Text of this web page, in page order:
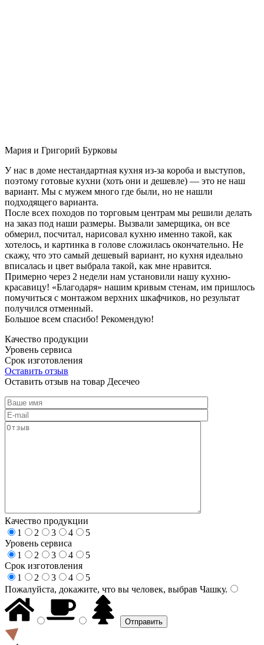
Мария и Григорий Бурковы
У нас в доме нестандартная кухня из-за короба и выступов,
поэтому готовые кухни (хоть они и дешевле) — это не наш
вариант. Мы с мужем много где были, но не нашли
подходящего варианта.
После всех походов по торговым центрам мы решили делать
на заказ под наши размеры. Вызвали замерщика, он все
обмерил, посчитал, нарисовал кухню именно такой, как
хотелось, и картинка в голове сложилась окончательно. Не
скажу, что это самый дешевый вариант, но кухня идеально
вписалась и цвет выбрала такой, как мне нравится.
Примерно через 2 недели нам установили нашу кухню-
красавицу! «Благодаря» нашим кривым стенам, им пришлось
помучиться с монтажом верхних шкафчиков, но результат
получился отменный.
Большое всем спасибо! Рекомендую!
Качество продукции
Уровень сервиса
Срок изготовления
Оставить отзыв
Оставить отзыв на товар Десечео
Качество продукции
1
2 3 4
5
Уровень сервиса
1
2 3 4
5
Срок изготовления
1
2 3 4
5
Пожалуйста, докажите, что вы человек, выбрав Чашку.